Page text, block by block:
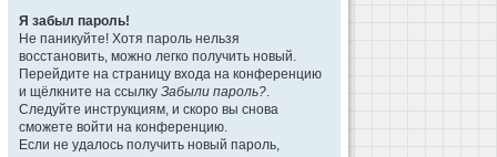
Я забыл пароль!
Не паникуйте! Хотя пароль нельзя
восстановить, можно легко получить новый.
Перейдите на страницу входа на конференцию
и щёлкните на ссылку Забыли пароль?.
Следуйте инструкциям, и скоро вы снова
сможете войти на конференцию.
Если не удалось получить новый пароль,